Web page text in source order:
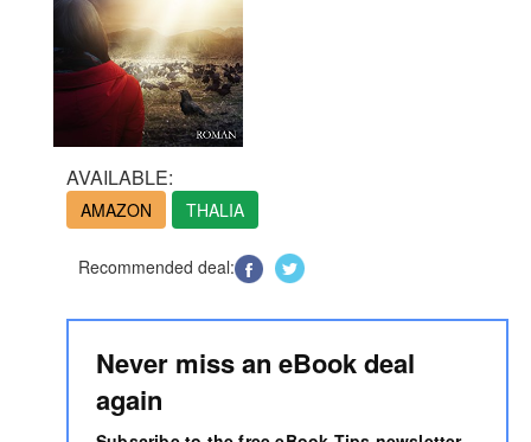
AVAILABLE:
AMAZON THALIA
Recommended deal:
Never miss an eBook deal
again